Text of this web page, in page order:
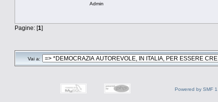
Admin
Pagine: [1]
Vai a:
Powered by SMF